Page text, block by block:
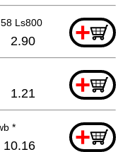
Ls800Dw * +
2.90
+
1.21
* +
10.16